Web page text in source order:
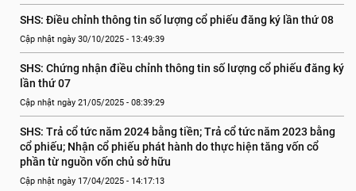
SHS: Điều chỉnh thông tin số lượng cổ phiếu đăng ký lần thứ 08
Cập nhật ngày 30/10/2025 - 13:49:39
SHS: Chứng nhận điều chỉnh thông tin số lượng cổ phiếu đăng ký
lần thứ 07
Cập nhật ngày 21/05/2025 - 08:39:29
SHS: Trả cổ tức năm 2024 bằng tiền; Trả cổ tức năm 2023 bằng
cổ phiếu; Nhận cổ phiếu phát hành do thực hiện tăng vốn cổ
phần từ nguồn vốn chủ sở hữu
Cập nhật ngày 17/04/2025 - 14:17:13